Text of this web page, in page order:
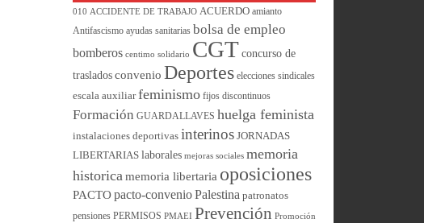
010 ACCIDENTE DE TRABAJO ACUERDO amianto
Antifascismo ayudas sanitarias bolsa de empleo
bomberos centimo solidario CGT concurso de
traslados convenio Deportes elecciones sindicales
escala auxiliar feminismo fijos discontinuos
Formación GUARDALLAVES huelga feminista
instalaciones deportivas interinos JORNADAS
LIBERTARIAS laborales mejoras sociales memoria
historica memoria libertaria oposiciones
PACTO pacto-convenio Palestina patronatos
pensiones PERMISOS PMAEI Prevención Promoción